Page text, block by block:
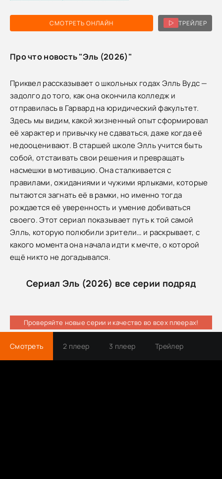
СМОТРЕТЬ ОНЛАЙН ТРЕЙЛЕР
Про что новость "Эль (2026)"
Приквел рассказывает о школьных годах Элль Вудс —
задолго до того, как она окончила колледж и
отправилась в Гарвард на юридический факультет.
Здесь мы видим, какой жизненный опыт сформировал
её характер и привычку не сдаваться, даже когда её
недооценивают. В старшей школе Элль учится быть
собой, отстаивать свои решения и превращать
насмешки в мотивацию. Она сталкивается с
правилами, ожиданиями и чужими ярлыками, которые
пытаются загнать её в рамки, но именно тогда
рождается её уверенность и умение добиваться
своего. Этот сериал показывает путь к той самой
Элль, которую полюбили зрители… и раскрывает, с
какого момента она начала идти к мечте, о которой
ещё никто не догадывался.
Сериал Эль (2026) все серии подряд
Проверяйте новые серии и качество во всех плеерах!
Смотреть 2 плеер 3 плеер Трейлер